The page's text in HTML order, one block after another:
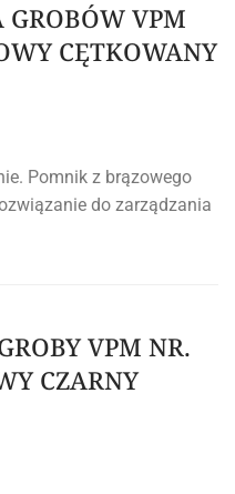
VPM
CĘTKOWANY
Pomnik z brązowego
do zarządzania
VPM NR.
CZARNY